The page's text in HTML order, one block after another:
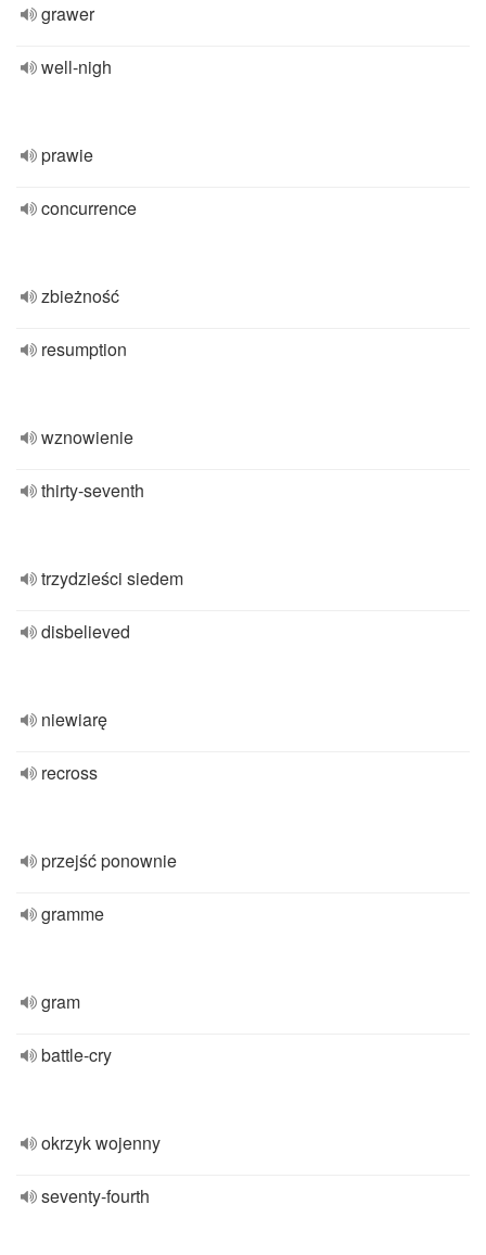
grawer
well-nigh
prawie
concurrence
zbieżność
resumption
wznowienie
thirty-seventh
trzydzieści siedem
disbelieved
niewiarę
recross
przejść ponownie
gramme
gram
battle-cry
okrzyk wojenny
seventy-fourth